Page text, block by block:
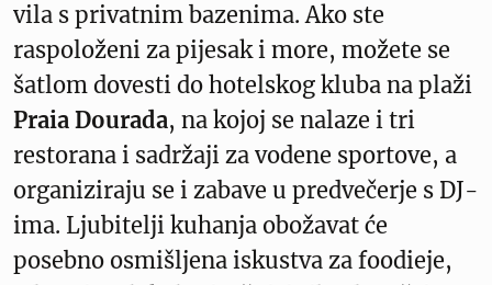
vila s privatnim bazenima. Ako ste
raspoloženi za pijesak i more, možete se
šatlom dovesti do hotelskog kluba na plaži
Praia Dourada, na kojoj se nalaze i tri
restorana i sadržaji za vodene sportove, a
organiziraju se i zabave u predvečerje s DJ-
ima. Ljubitelji kuhanja obožavat će
posebno osmišljena iskustva za foodieje,